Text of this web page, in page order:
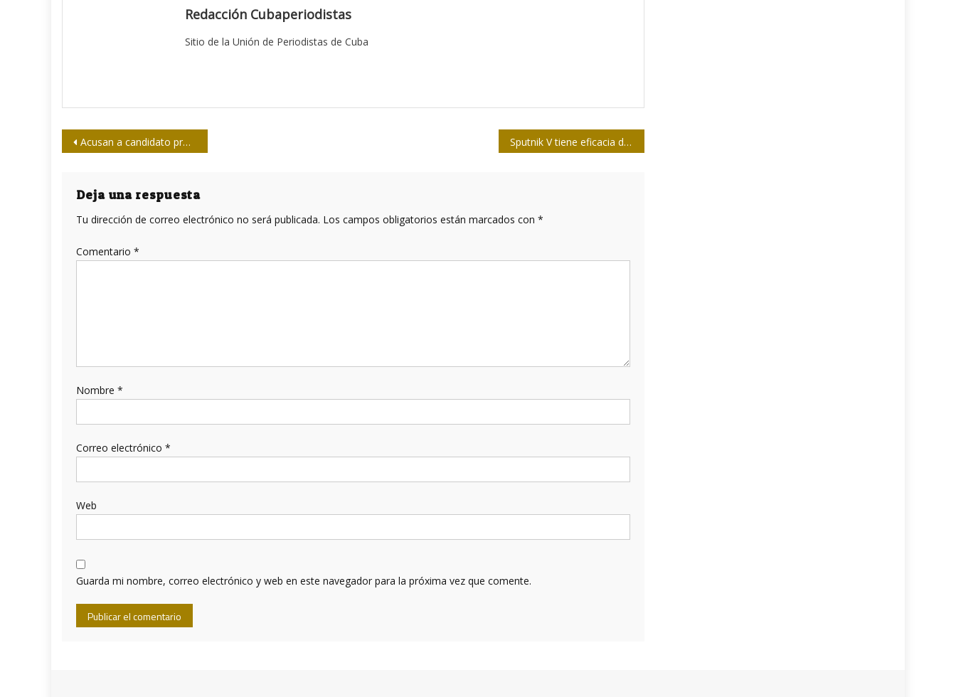
Redacción Cubaperiodistas
Sitio de la Unión de Periodistas de Cuba
Navegación
entradas
Acusan a candidato presidencial peruano por fraude en el caso del periodista Hugo Bustíos Sputnik V tiene eficacia del 91,6%, según The Lancet
Deja una respuesta
Tu dirección de correo electrónico no será publicada. Los campos obligatorios están marcados con *
Comentario *
Nombre *
Correo electrónico *
Web
Guarda mi nombre, correo electrónico y web en este navegador para la próxima vez que comente.